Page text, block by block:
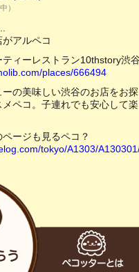
）
がアルペコ
ティーレストラン10thstory渋
places/666494
の美味しい渋谷のお店をお
メペコ。子連れでも安心して
ージも見るペコ？
tokyo/A1303/